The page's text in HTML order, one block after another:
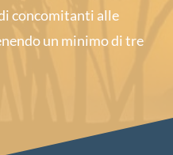
concomitanti alle
un minimo di tre